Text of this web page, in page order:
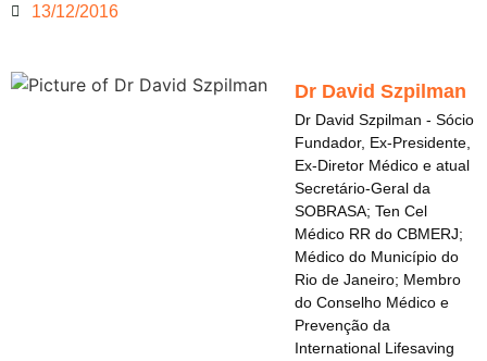
13/12/2016
Dr David Szpilman
Dr David Szpilman - Sócio
Fundador, Ex-Presidente,
Ex-Diretor Médico e atual
Secretário-Geral da
SOBRASA; Ten Cel
Médico RR do CBMERJ;
Médico do Município do
Rio de Janeiro; Membro
do Conselho Médico e
Prevenção da
International Lifesaving